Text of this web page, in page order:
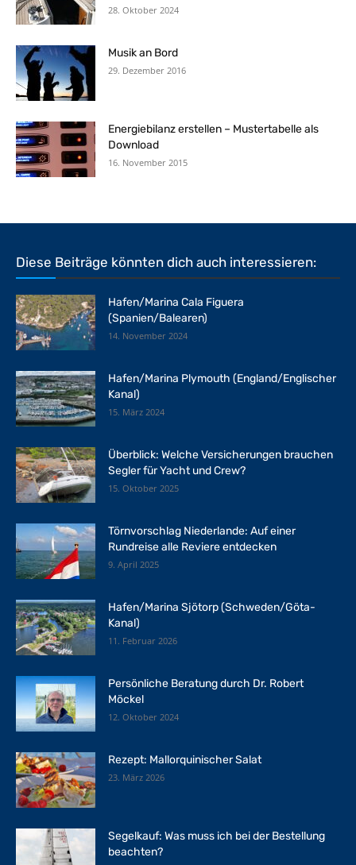
28. Oktober 2024
Musik an Bord
29. Dezember 2016
Energiebilanz erstellen – Mustertabelle als
Download
16. November 2015
Diese Beiträge könnten dich auch interessieren:
Hafen/Marina Cala Figuera
(Spanien/Balearen)
14. November 2024
Hafen/Marina Plymouth (England/Englischer
Kanal)
15. März 2024
Überblick: Welche Versicherungen brauchen
Segler für Yacht und Crew?
15. Oktober 2025
Törnvorschlag Niederlande: Auf einer
Rundreise alle Reviere entdecken
9. April 2025
Hafen/Marina Sjötorp (Schweden/Göta-
Kanal)
11. Februar 2026
Persönliche Beratung durch Dr. Robert
Möckel
12. Oktober 2024
Rezept: Mallorquinischer Salat
23. März 2026
Segelkauf: Was muss ich bei der Bestellung
beachten?